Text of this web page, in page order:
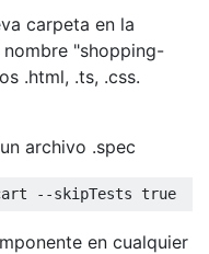
carpeta en la
"shopping-
.html, .ts, .css.
archivo .spec
en cualquier